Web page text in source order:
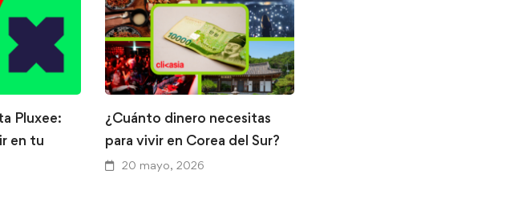
Pluxee:
en tu
¿Cuánto dinero necesitas
para vivir en Corea del Sur?
20 mayo, 2026